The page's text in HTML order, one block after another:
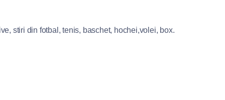
stiri din fotbal, tenis, baschet, hochei,volei, box.